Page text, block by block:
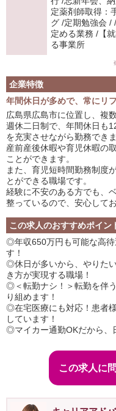
定薬剤師取得：
グ /定期勉強会 /
定める業務 /【
る事業所
企業特徴
年間休日が多めで、常にリ
広島県広島市に位置し、複
週休二日制で、年間休日も
を充実させながら勤務できま
産前産後休暇や育児休暇の
ことができます。
また、育児短時間勤務制度
とができる職場です。
経験に不安のある方でも、
整っているので、安心して
この求人のおすすめポイン
◎年収650万円も可能な高
す！
◎休日が多いから、やりた
き方が実現する職場！
◎＜転勤ナシ！＞転勤を伴
り組めます！
◎在宅医療にも対応！患者
しています！
◎マイカー通勤OKだから、
この求人に